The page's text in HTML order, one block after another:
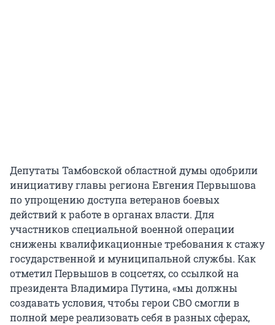
Депутаты Тамбовской областной думы одобрили
инициативу главы региона Евгения Первышова
по упрощению доступа ветеранов боевых
действий к работе в органах власти. Для
участников специальной военной операции
снижены квалификационные требования к стажу
государственной и муниципальной службы. Как
отметил Первышов в соцсетях, со ссылкой на
президента Владимира Путина, «мы должны
создавать условия, чтобы герои СВО смогли в
полной мере реализовать себя в разных сферах,